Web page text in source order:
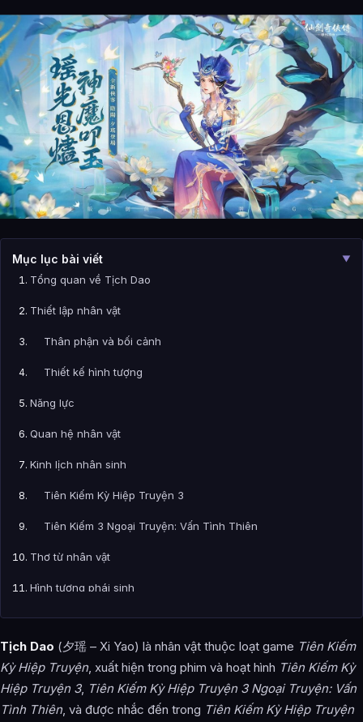
Mục lục bài viết ▼
Tổng quan về Tịch Dao
Thiết lập nhân vật
Thân phận và bối cảnh
Thiết kế hình tượng
Năng lực
Quan hệ nhân vật
Kinh lịch nhân sinh
Tiên Kiếm Kỳ Hiệp Truyện 3
Tiên Kiếm 3 Ngoại Truyện: Vấn Tình Thiên
Thơ từ nhân vật
Hình tượng phái sinh
Hình ảnh về Tịch Dao
Bài Viết Liên Quan
Câu Hỏi Thường Gặp
Tịch Dao là ai?
Tịch Dao (夕瑶 – Xi Yao) là nhân vật thuộc loạt game Tiên Kiếm
Kỳ Hiệp Truyện, xuất hiện trong phim và hoạt hình Tiên Kiếm Kỳ
Hiệp Truyện 3, Tiên Kiếm Kỳ Hiệp Truyện 3 Ngoại Truyện: Vấn
Tình Thiên, và được nhắc đến trong Tiên Kiếm Kỳ Hiệp Truyện